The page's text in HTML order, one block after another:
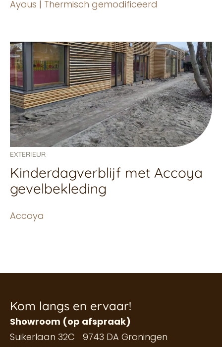
Ayous | Thermisch gemodificeerd
EXTERIEUR
Kinderdagverblijf met Accoya
gevelbekleding
Accoya
Kom langs en ervaar!
Showroom (op afspraak)
Suikerlaan 32C 9743 DA Groningen